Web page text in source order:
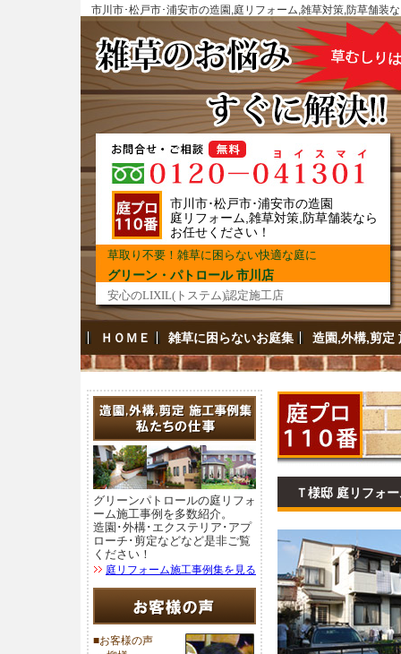
市川市･松戸市･浦安市の造園,庭リフォーム,雑草対策,防草舗装
市川市･松戸市･浦安市の造園
庭リフォーム,雑草対策,防草舗装なら
お任せください！
草取り不要！雑草に困らない快適な庭に
グリーン・パトロール 市川店
安心のLIXIL(トステム)認定施工店
ＨＯＭＥ 雑草に困らないお庭集 造園,外構,剪定
Ｔ様邸 庭リフォ
グリーンパトロールの庭リフォ
ーム施工事例を多数紹介。
造園･外構･エクステリア･アプ
ローチ･剪定などなど是非ご覧
ください！
庭リフォーム施工事例集を見る
■お客様の声